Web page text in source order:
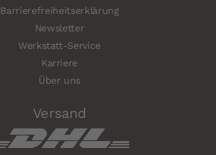
Barrierefreiheitserklärung
Newsletter
Werkstatt-Service
Karriere
Über uns
Versand